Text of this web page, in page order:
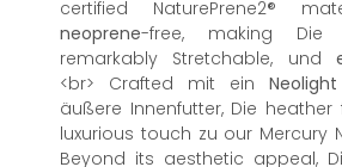
certified NaturePrene2®
neoprene-free, making Die
remarkably Stretchable, und
<br> Crafted mit ein Neolight
äußere Innenfutter, Die
luxurious touch zu our Mercury
Beyond its aesthetic appeal,